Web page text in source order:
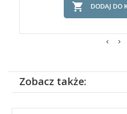
 DODAJ DO
Zobacz także: